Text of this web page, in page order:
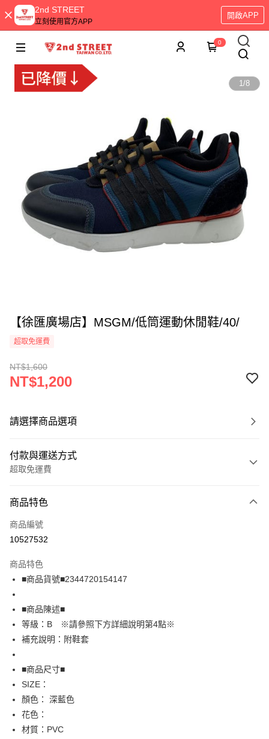
2nd STREET
立刻使用官方APP
開啟APP
0
1/8
【徐匯廣場店】MSGM/低筒運動休閒鞋/40/
超取免運費
NT$1,600
NT$1,200
請選擇商品選項
付款與運送方式
超取免運費
信用卡一次付款
超商取貨付款
Apple Pay
街口支付
悠遊付
全盈+PAY
AFTEE先享後付
相關說明
【關於「AFTEE先享後付」】
AFTEE先享後付是「在收到商品之後才付款」的支付方式。 讓您購物簡單
便利好安心！
１．簡單：不需註冊會員、不需綁卡、不需儲值。
運送方式
全家取貨付款
商品特色
商品編號
10527532
商品特色
■商品貨號■2344720154147
■商品陳述■
等級：B ※請參照下方詳細說明第4點※
補充說明：附鞋套
■商品尺寸■
SIZE：
顏色： 深藍色
花色：
材質：PVC